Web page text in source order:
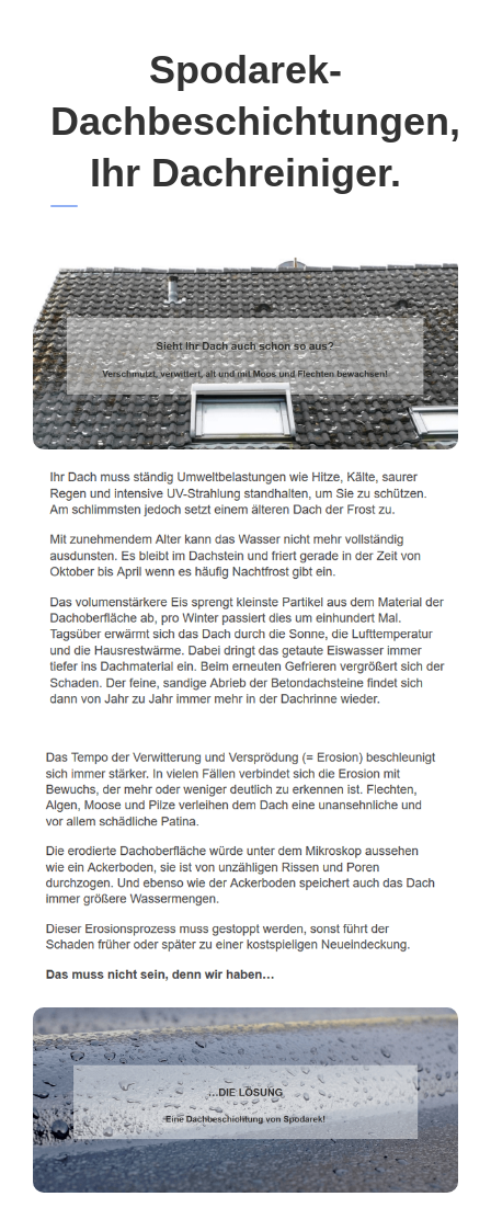
Spodarek-
Dachbeschichtungen,
Ihr Dachreiniger.